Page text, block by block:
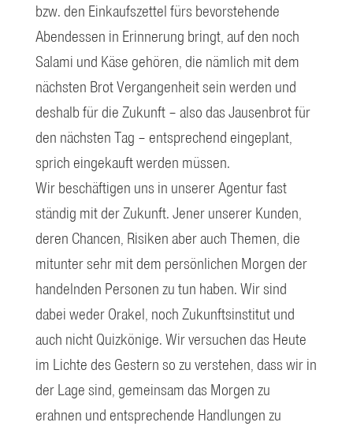
bzw. den Einkaufszettel fürs bevorstehende
Abendessen in Erinnerung bringt, auf den noch
Salami und Käse gehören, die nämlich mit dem
nächsten Brot Vergangenheit sein werden und
deshalb für die Zukunft – also das Jausenbrot für
den nächsten Tag – entsprechend eingeplant,
sprich eingekauft werden müssen.
Wir beschäftigen uns in unserer Agentur fast
ständig mit der Zukunft. Jener unserer Kunden,
deren Chancen, Risiken aber auch Themen, die
mitunter sehr mit dem persönlichen Morgen der
handelnden Personen zu tun haben. Wir sind
dabei weder Orakel, noch Zukunftsinstitut und
auch nicht Quizkönige. Wir versuchen das Heute
im Lichte des Gestern so zu verstehen, dass wir in
der Lage sind, gemeinsam das Morgen zu
erahnen und entsprechende Handlungen zu